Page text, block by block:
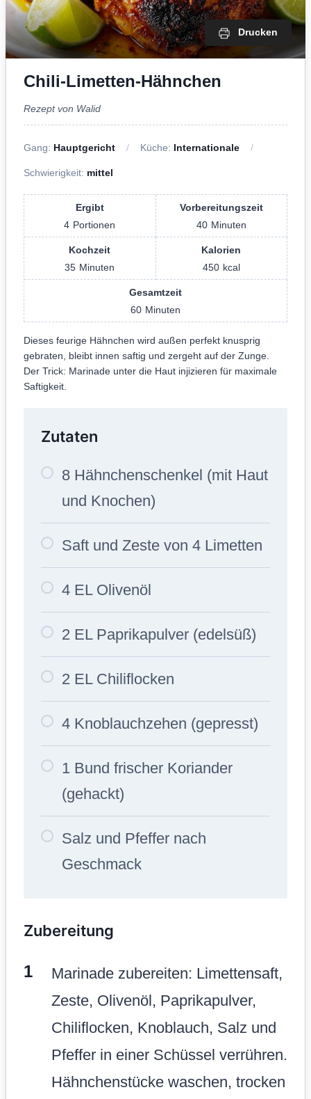
Drucken
Chili-Limetten-Hähnchen
Rezept von Walid
Gang: Hauptgericht Küche: Internationale
Schwierigkeit: mittel
Ergibt
4 Portionen
Vorbereitungszeit
40 Minuten
Kochzeit
35 Minuten
Kalorien
450 kcal
Gesamtzeit
60 Minuten
Dieses feurige Hähnchen wird außen perfekt knusprig
gebraten, bleibt innen saftig und zergeht auf der Zunge.
Der Trick: Marinade unter die Haut injizieren für maximale
Saftigkeit.
Zutaten
8 Hähnchenschenkel (mit Haut
und Knochen)
Saft und Zeste von 4 Limetten
4 EL Olivenöl
2 EL Paprikapulver (edelsüß)
2 EL Chiliflocken
4 Knoblauchzehen (gepresst)
1 Bund frischer Koriander
(gehackt)
Salz und Pfeffer nach
Geschmack
Zubereitung
Marinade zubereiten: Limettensaft,
Zeste, Olivenöl, Paprikapulver,
Chiliflocken, Knoblauch, Salz und
Pfeffer in einer Schüssel verrühren.
Hähnchenstücke waschen, trocken